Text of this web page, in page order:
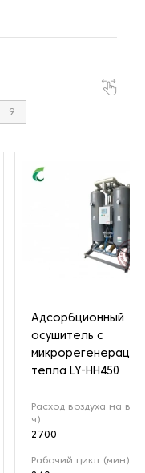
9
Адсорбционный
осушитель с
тепла LY-HH450
Расход воздуха на
ч)
2700
Рабочий цикл (мин)